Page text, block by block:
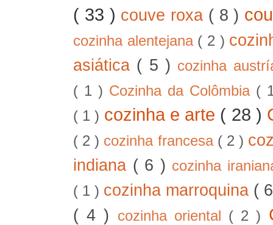
( 33 ) couve roxa ( 8 )
cozinha alentejana ( 2 )
asiática ( 5 ) cozinha
( 1 ) Cozinha da Colômbia (
( 1 ) cozinha e arte ( 28 )
( 2 ) cozinha francesa ( 2 )
indiana ( 6 ) cozinha
( 1 ) cozinha marroquina (
( 4 )
cozinha oriental ( 2 )